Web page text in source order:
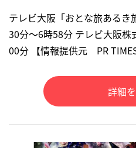
テレビ大阪「おとな旅ある
30分～6時58分 テレビ大阪
00分 【情報提供元 PR
詳細